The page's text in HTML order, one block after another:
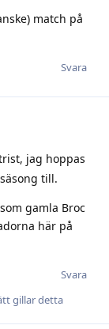
match på
Svara
jag hoppas
till.
gamla Broc
här på
Svara
gillar detta